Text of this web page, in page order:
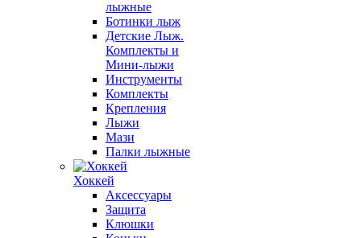
лыжные
Ботинки лыж
Детские Лыж.
Комплекты и
Мини-лыжи
Инструменты
Комплекты
Крепления
Лыжи
Мази
Палки лыжные
Хоккей
Аксессуары
Защита
Клюшки